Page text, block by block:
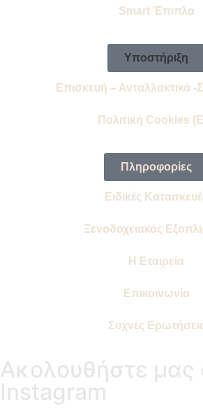
Smart Έπιπλα
Υποστήριξη
Επισκευή – Ανταλλακτικά
Πολιτική Cookies
Πληροφορίες
Ειδικές
Ξενοδοχειακός
Η Εταιρεία
Επικοινωνία
Συχνές
Ακολουθήστε μας
Instagram